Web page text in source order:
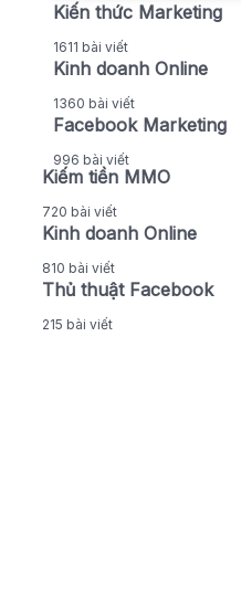
Kiến thức Marketing
1611 bài viết
Kinh doanh Online
1360 bài viết
Facebook Marketing
996 bài viết
Kiếm tiền MMO
720 bài viết
Kinh doanh Online
810 bài viết
Thủ thuật Facebook
215 bài viết